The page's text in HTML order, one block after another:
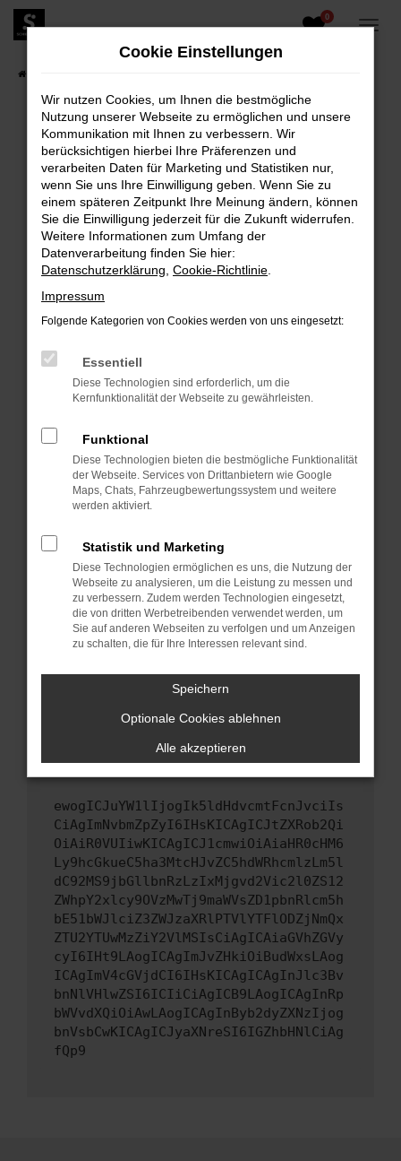
Zum
Hauptinhalt
0
FEHLER: NETWORK ERROR
Beim Laden ist ein Fehler aufgetreten.
Hier sind ein paar Tipps, die dir helfen können:
Überprüfe deine Firewall und deine
Internetverbindung.
Laden andere Webseiten, zum Beispiel deine
Suchmaschine?
Prüfe deine Browsererweiterungen.
können das Laden bestimmter Seiten
verhindern. Funktioniert die Seite in einem
anderen Browser oder in einem privaten
Starte dein Gerät neu.
Das kann manchmal helfen, vorübergehende
Probleme zu beheben.
Betriebssystem auf dem neuesten Stand
sind.
Veraltete Software birgt nicht nur ein
Sicherheitsrisiko, sondern kann auch dazu
führen, dass bestimmte Funktionen nicht mehr
unterstützt werden.
Wenn du alle oben genannten Schritte versucht
versuchen, das Problem zu beheben. Du kannst
uns diesen Text schicken, um uns bei der
Fehlersuche zu unterstützen:
ewogICJuYW1lIjogIk5ldHdvcmtFcnJvciIs
CiAgImNvbmZpZyI6IHsKICAgICJtZXRob2Qi
OiAiR0VUIiwKICAgICJ1cmwiOiAiaHR0cHM6
Ly9hcGkueC5ha3MtcHJvZC5hdWRhcmlzLm5l
dC92MS9jbGllbnRzLzIxMjgvd2Vic2l0ZS12
ZWhpY2xlcy9OVzMwTj9maWVsZD1pbnRlcm5h
bE51bWJlciZ3ZWJzaXRlPTVlYTFlODZjNmQx
ZTU2YTUwMzZiY2VlMSIsCiAgICAiaGVhZGVy
cyI6IHt9LAogICAgImJvZHkiOiBudWxsLAog
ICAgImV4cGVjdCI6IHsKICAgICAgInJlc3Bv
bnNlVHlwZSI6ICIiCiAgICB9LAogICAgInRp
bWVvdXQiOiAwLAogICAgInByb2dyZXNzIjog
bnVsbCwKICAgICJyaXNreSI6IGZhbHNlCiAg
fQp9
Cookie Einstellungen
Wir nutzen Cookies, um Ihnen die bestmögliche
Nutzung unserer Webseite zu ermöglichen und unsere
Kommunikation mit Ihnen zu verbessern. Wir
berücksichtigen hierbei Ihre Präferenzen und
verarbeiten Daten für Marketing und Statistiken nur,
wenn Sie uns Ihre Einwilligung geben. Wenn Sie zu
einem späteren Zeitpunkt Ihre Meinung ändern, können
Sie die Einwilligung jederzeit für die Zukunft widerrufen.
Weitere Informationen zum Umfang der
Datenverarbeitung finden Sie hier:
Datenschutzerklärung Cookie-Richtlinie
Impressum
Folgende Kategorien von Cookies werden von uns eingesetzt:
Essentiell
Diese Technologien sind erforderlich, um die
Kernfunktionalität der Webseite zu gewährleisten.
Funktional
Diese Technologien bieten die bestmögliche Funktionalität
der Webseite. Services von Drittanbietern wie Google
Maps, Chats, Fahrzeugbewertungssystem und weitere
werden aktiviert.
Statistik und Marketing
Diese Technologien ermöglichen es uns, die Nutzung der
Webseite zu analysieren, um die Leistung zu messen und
zu verbessern. Zudem werden Technologien eingesetzt,
die von dritten Werbetreibenden verwendet werden, um
Sie auf anderen Webseiten zu verfolgen und um Anzeigen
zu schalten, die für Ihre Interessen relevant sind.
Speichern
Optionale Cookies ablehnen
Alle akzeptieren